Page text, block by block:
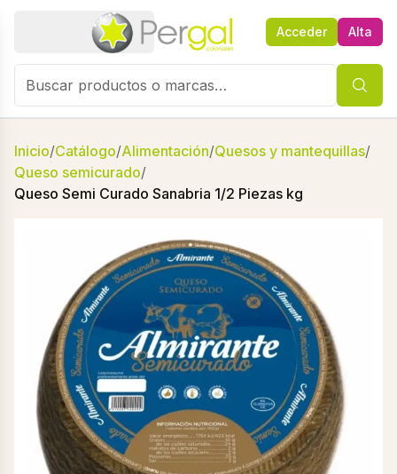
Acceder Alta
Inicio/Catálogo/Alimentación/Quesos y mantequillas/
Queso semicurado/
Queso Semi Curado Sanabria 1/2 Piezas kg